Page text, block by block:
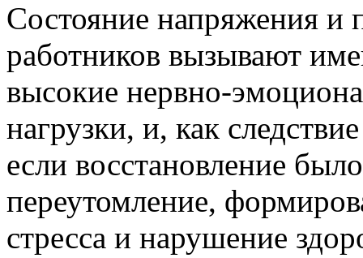
Состояние напряжения и
работников вызывают
высокие нервно-
нагрузки, и, как
если восстановление
переутомление,
стресса и нарушение